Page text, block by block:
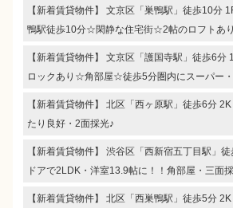
【新着賃貸物件】 文京区「巣鴨駅」徒歩10分
鴨駅徒歩10分☆閑静な住宅街☆2帖のロフトあ
【新着賃貸物件】 文京区「護国寺駅」徒歩6
ロックあり☆角部屋☆徒歩5分圏内にスーパー
【新着賃貸物件】 北区「西ヶ原駅」徒歩6分
たり良好・2面採光♪
【新着賃貸物件】 渋谷区「西新宿五丁目駅」
ドアで2LDK・洋室13.9帖に！！角部屋・三面
【新着賃貸物件】 北区「西巣鴨駅」徒歩5分